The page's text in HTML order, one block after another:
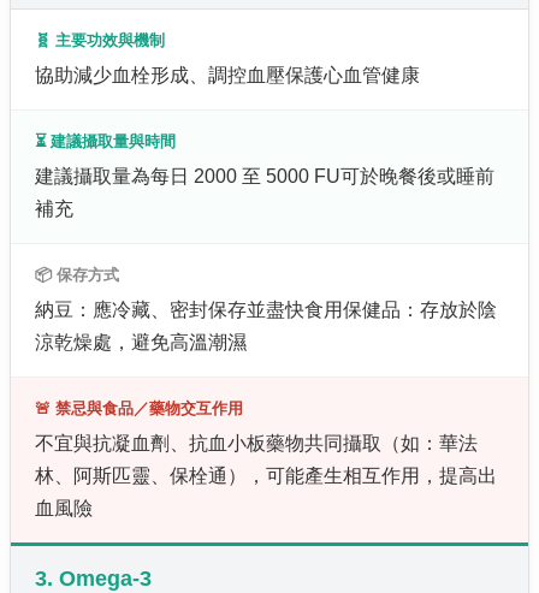
🧬 主要功效與機制
協助減少血栓形成、調控血壓保護心血管健康
⏳ 建議攝取量與時間
建議攝取量為每日 2000 至 5000 FU可於晚餐後或睡前
補充
📦 保存方式
納豆：應冷藏、密封保存並盡快食用保健品：存放於陰
涼乾燥處，避免高溫潮濕
🚨 禁忌與食品／藥物交互作用
不宜與抗凝血劑、抗血小板藥物共同攝取（如：華法
林、阿斯匹靈、保栓通），可能產生相互作用，提高出
血風險
3. Omega-3